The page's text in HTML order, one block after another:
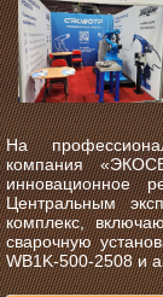
На
компания
инновационное
Центральным
комплекс,
сварочную
WB1K-500-2508 и